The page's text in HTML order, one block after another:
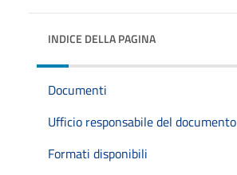
INDICE DELLA PAGINA
Documenti
Ufficio responsabile del documento
Formati disponibili